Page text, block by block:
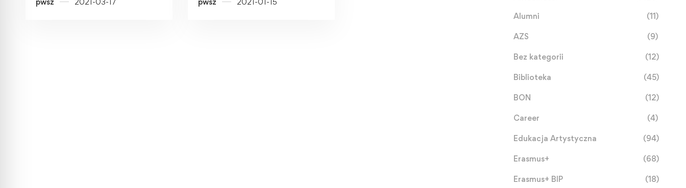
Alumni (11)
AZS (9)
Bez kategorii (12)
Biblioteka (45)
BON (12)
Career (4)
Edukacja Artystyczna (94)
Erasmus+ (68)
Erasmus+ BIP (18)